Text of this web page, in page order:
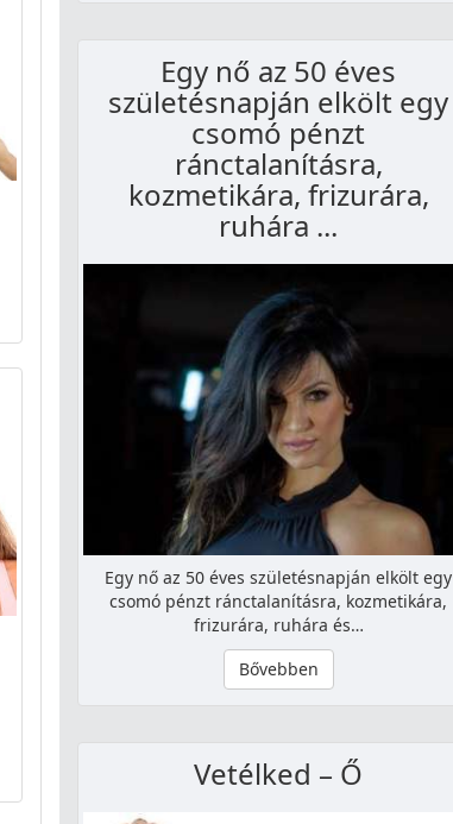
Egy nő az 50 éves
születésnapján elkölt egy
csomó pénzt
ránctalanításra,
kozmetikára, frizurára,
ruhára ...
Egy nő az 50 éves születésnapján elkölt egy
csomó pénzt ránctalanításra, kozmetikára,
frizurára, ruhára és…
Bővebben
Vetélked – Ő